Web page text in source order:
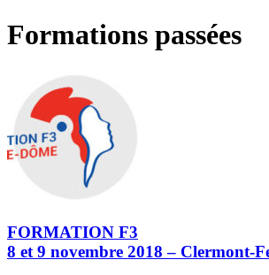
Formations passées
FORMATION F3
8 et 9 novembre 2018 – Clermont-